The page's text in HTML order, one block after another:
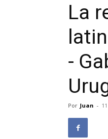
La
-
Por Juan -